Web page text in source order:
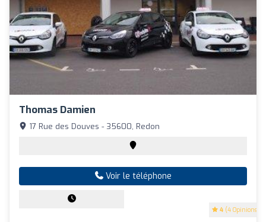
Thomas Damien
4 (4 Opinions)
17 Rue des Douves - 35600, Redon
Voir le téléphone